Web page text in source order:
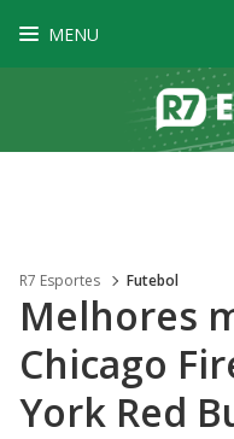
MENU
R7 Esportes Futebol
Melhores
Chicago
York Red